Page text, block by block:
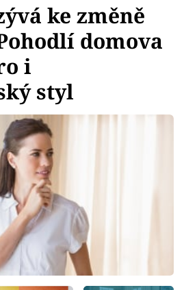
ke změně
domova
i
styl